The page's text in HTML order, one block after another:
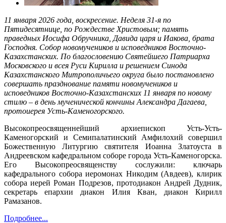
11 января 2026 года, воскресение. Неделя 31-я по
Пятидесятнице по Рождестве Христовым; память
праведных Иосифа Обручника, Давида царя и Иакова, брата
Господня. Собор новомучеников и исповедников Восточно-
Казахстанских. По благословению Святейшего Патриарха
Московского и всея Руси Кирилла и решением Синода
Казахстанского Митрополичьего округа было постановлено
совершать празднование памяти новомучеников и
исповедников Восточно-Казахстанских 11 января по новому
стилю – в день мученической кончины Александра Дагаева,
протоиерея Усть-Каменогорского.
Высокопреосвященнейший архиепископ Усть-Усть-
Каменогорский и Семипалатинский Амфилохий совершил
Божественную Литургию святителя Иоанна Златоуста в
Андреевском кафедральном соборе города Усть-Каменогорска.
Его Высокопреосвященству сослужили: ключарь
кафедрального собора иеромонах Никодим (Авдеев), клирик
собора иерей Роман Подрезов, протодиакон Андрей Дудник,
секретарь епархии диакон Илия Кван, диакон Кирилл
Рамазанов.
Подробнее...